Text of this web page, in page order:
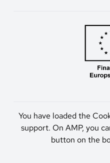
You have loaded the
support. On AMP, you
button on the